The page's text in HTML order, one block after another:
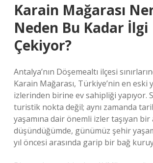
Karain Mağarası
Neden Bu Kadar İlgi
Çekiyor?
Antalya’nın Döşemealtı ilçesi
Karain Mağarası, Türkiye’nin en eski
izlerinden birine ev sahipliği yapıyor.
turistik nokta değil; aynı zamanda
yaşamına dair önemli izler taşıyan bir
düşündüğümde, günümüz şehir
yıl öncesi arasında garip bir bağ